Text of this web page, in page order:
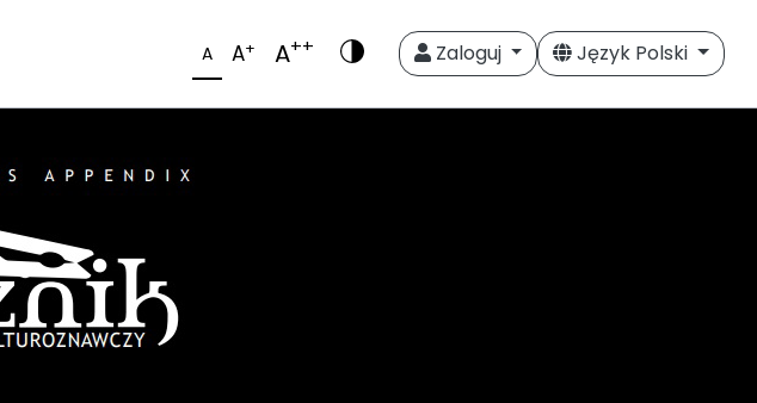
A A+ A++ Zaloguj Język Polski